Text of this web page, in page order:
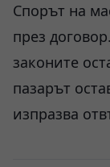
Спорът на
през
законите
пазарът
изпразва